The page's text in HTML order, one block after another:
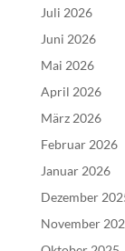
Juli 2026
Juni 2026
Mai 2026
April 2026
März 2026
Februar 2026
Januar 2026
Dezember
November